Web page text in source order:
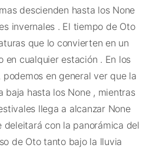
descienden hasta los None
invernales . El tiempo de Oto
que lo convierten en un
en cualquier estación . En los
podemos en general ver que la
baja hasta los None , mientras
llega a alcanzar None
deleitará con la panorámica del
de Oto tanto bajo la lluvia